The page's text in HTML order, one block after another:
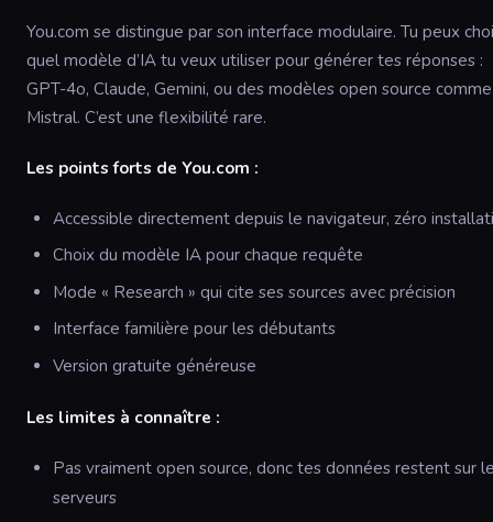
You.com se distingue par son interface modulaire. Tu peux
quel modèle d’IA tu veux utiliser pour générer tes réponses :
GPT-4o, Claude, Gemini, ou des modèles open source comme
Mistral. C’est une flexibilité rare.
Les points forts de You.com :
Accessible directement depuis le navigateur, zéro
Choix du modèle IA pour chaque requête
Mode « Research » qui cite ses sources avec précision
Interface familière pour les débutants
Version gratuite généreuse
Les limites à connaître :
Pas vraiment open source, donc tes données restent sur
serveurs